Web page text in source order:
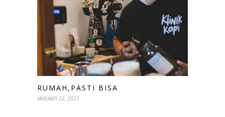
RUMAH,PASTI BISA
JANUARY 22, 2021